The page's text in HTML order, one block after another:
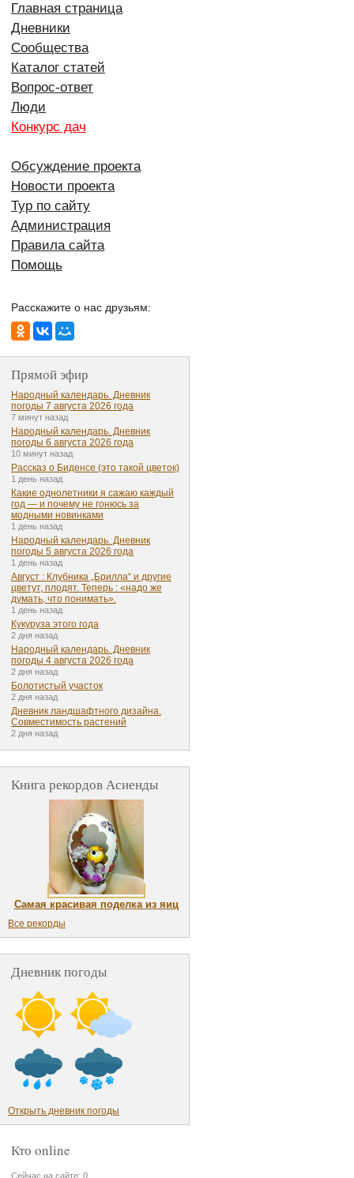
Главная страница
Дневники
Сообщества
Каталог статей
Вопрос-ответ
Люди
Конкурс дач
Обсуждение проекта
Новости проекта
Тур по сайту
Администрация
Правила сайта
Помощь
Расскажите о нас друзьям:
Прямой эфир
Народный календарь. Дневник
погоды 7 августа 2026 года
7 минут назад
Народный календарь. Дневник
погоды 6 августа 2026 года
10 минут назад
Рассказ о Биденсе (это такой цветок)
1 день назад
Какие однолетники я сажаю каждый
год — и почему не гонюсь за
модными новинками
1 день назад
Народный календарь. Дневник
погоды 5 августа 2026 года
1 день назад
Август : Клубника „Брилла“ и другие
цветут, плодят. Теперь : «надо же
думать, что понимать».
1 день назад
Кукуруза этого года
2 дня назад
Народный календарь. Дневник
погоды 4 августа 2026 года
2 дня назад
Болотистый участок
2 дня назад
Дневник ландшафтного дизайна.
Совместимость растений
2 дня назад
Книга рекордов Асиенды
Самая красивая поделка из яиц
Все рекорды
Дневник погоды
Открыть дневник погоды
Кто online
Сейчас на сайте: 0